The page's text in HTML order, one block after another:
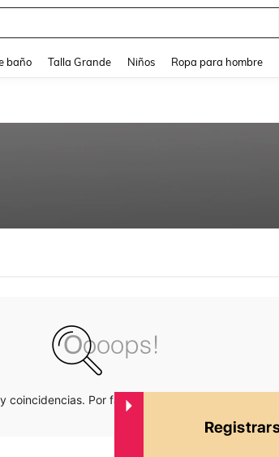
baño Talla Grande Niños Ropa para hombre
coincidencias. Por favor inténtalo de nuevo.